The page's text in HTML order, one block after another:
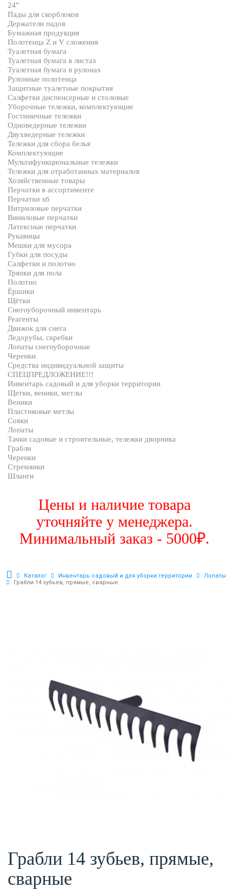
24"
Пады для скорблоков
Держатели падов
Бумажная продукция
Полотенца Z и V сложения
Туалетная бумага
Туалетная бумага в листах
Туалетная бумага в рулонах
Рулонные полотенца
Защитные туалетные покрытия
Салфетки диспенсерные и столовые
Уборочные тележки, комплектующие
Гостиничные тележки
Одноведерные тележки
Двухведерные тележки
Тележки для сбора белья
Комплектующие
Мультифункциональные тележки
Тележки для отработанных материалов
Хозяйственные товары
Перчатки в ассортименте
Перчатки хб
Нитриловые перчатки
Виниловые перчатки
Латексные перчатки
Рукавицы
Мешки для мусора
Губки для посуды
Салфетки и полотно
Тряпки для пола
Полотно
Ёршики
Щётки
Снегоуборочный инвентарь
Реагенты
Движок для снега
Ледорубы, скребки
Лопаты снегоуборочные
Черенки
Средства индивидуальной защиты
СПЕЦПРЕДЛОЖЕНИЕ!!!
Инвентарь садовый и для уборки территории
Щетки, веники, метлы
Веники
Пластиковые метлы
Совки
Лопаты
Тачки садовые и строительные, тележки дворника
Грабли
Черенки
Стремянки
Шланги
Цены и наличие товара
уточняйте у менеджера.
Минимальный заказ - 5000₽.
Каталог Инвентарь садовый и для уборки территории
Лопаты
Грабли 14 зубьев, прямые, сварные
Грабли 14 зубьев, прямые,
сварные